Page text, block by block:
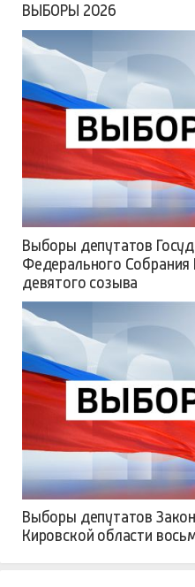
ВЫБОРЫ 2026
Выборы депутатов
Федерального
девятого созыва
Выборы депутатов
Кировской области